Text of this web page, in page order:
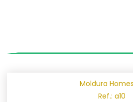
Moldura
Ref.: a10